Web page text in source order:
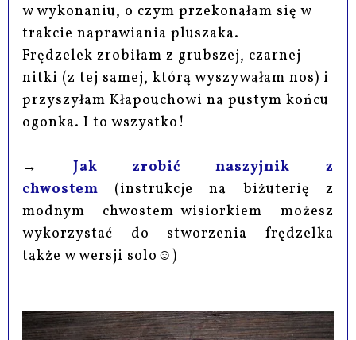
w wykonaniu, o czym przekonałam się w
trakcie naprawiania pluszaka.
Frędzelek zrobiłam z grubszej, czarnej
nitki (z tej samej, którą wyszywałam nos) i
przyszyłam Kłapouchowi na pustym końcu
ogonka. I to wszystko!
→ Jak zrobić naszyjnik z
chwostem
(instrukcje na biżuterię z
modnym chwostem-wisiorkiem możesz
wykorzystać do stworzenia frędzelka
także w wersji solo☺)